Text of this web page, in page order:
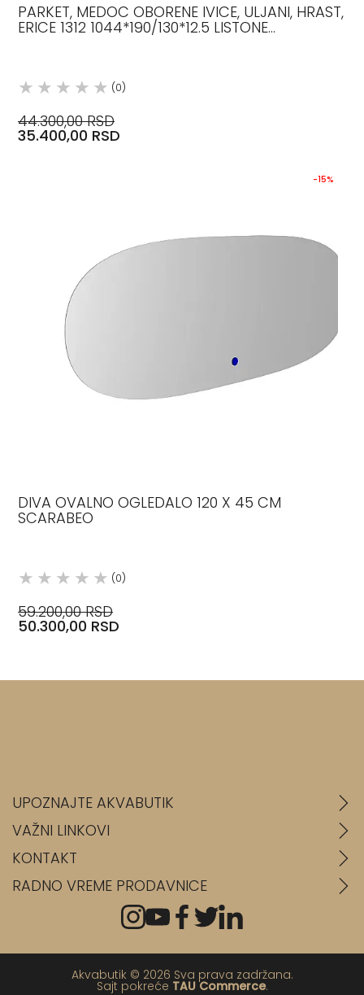
PARKET, MEDOC OBORENE IVICE, ULJANI, HRAST,
ERICE 1312 1044*190/130*12.5 LISTONE
(0)
44.300,00 RSD
35.400,00 RSD
-15%
DIVA OVALNO OGLEDALO 120 X 45 CM
SCARABEO
(0)
59.200,00 RSD
50.300,00 RSD
UPOZNAJTE AKVABUTIK
VAŽNI LINKOVI
KONTAKT
RADNO VREME PRODAVNICE
Akvabutik © 2026 Sva prava zadržana.
Sajt pokreće TAU Commerce.